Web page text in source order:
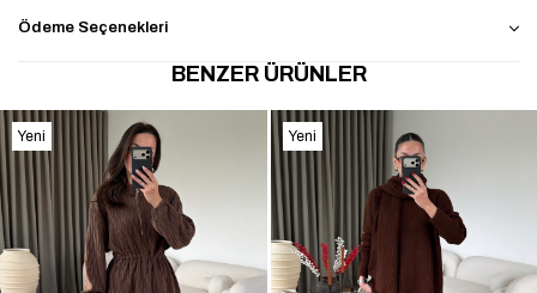
Ürün L beden için üst boy ön 54cm arka boy 59cm alt boy 100cm bel
Ödeme Seçenekleri
BENZER ÜRÜNLER
Yeni
Ürün
Yeni
Ürün